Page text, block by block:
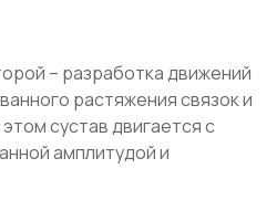
– разработка движений
растяжения связок и
сустав двигается с
амплитудой и